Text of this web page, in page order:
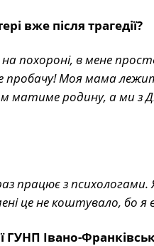
вже після трагедії?
похороні, в мене
пробачу! Моя мама
матиме родину, а ми з
працює з
це не коштувало, бо
ГУНП Івано-